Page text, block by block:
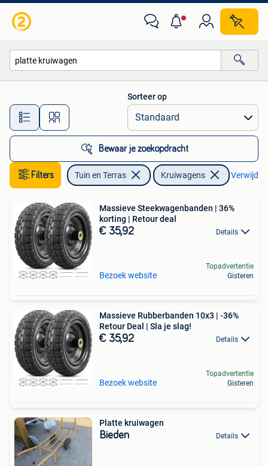
Alle afstanden…
Sorteer op
Bewaar je zoekopdracht
Filters Tuin en Terras Kruiwagens Verwijder
Massieve Steekwagenbanden | 36%
korting | Retour deal
€ 35,92 Details
Bezoek website
Topadvertentie
Gisteren
Massieve Rubberbanden 10x3 | -36%
Retour Deal | Sla je slag!
€ 35,92 Details
Bezoek website
Topadvertentie
Gisteren
Platte kruiwagen
Bieden Details